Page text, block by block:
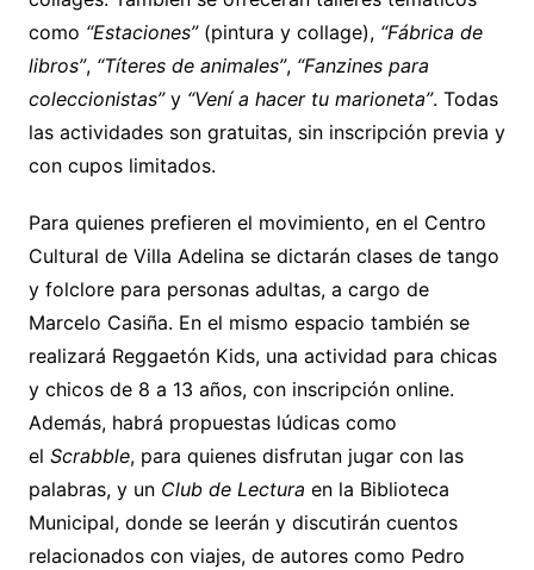
como “Estaciones”(pintura y collage), “Fábrica de
libros”, “Títeres de animales”, “Fanzines para
coleccionistas”y “Vení a hacer tu marioneta”. Todas
las actividades son gratuitas, sin inscripción previa y
con cupos limitados.
Para quienes prefieren el movimiento, en el Centro
Cultural de Villa Adelina se dictarán clases de tango
y folclore para personas adultas, a cargo de
Marcelo Casiña. En el mismo espacio también se
realizará Reggaetón Kids, una actividad para chicas
y chicos de 8 a 13 años, con inscripción online.
Además, habrá propuestas lúdicas como
el Scrabble, para quienes disfrutan jugar con las
palabras, y un Club de Lectura en la Biblioteca
Municipal, donde se leerán y discutirán cuentos
relacionados con viajes, de autores como Pedro